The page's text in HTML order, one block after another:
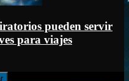
pueden servir
para viajes